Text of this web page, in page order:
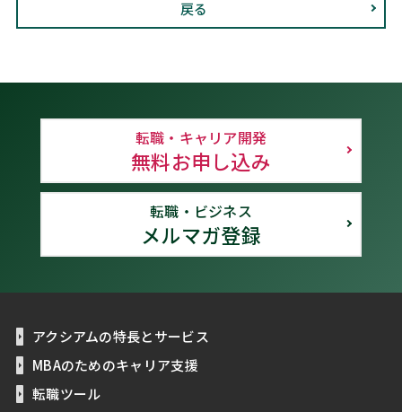
戻る
転職・キャリア開発
無料お申し込み
転職・ビジネス
メルマガ登録
アクシアムの特長とサービス
MBAのためのキャリア支援
転職ツール